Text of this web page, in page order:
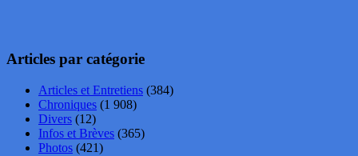
Articles par catégorie
Articles et Entretiens (384)
Chroniques (1 908)
Divers (12)
Infos et Brèves (365)
Photos (421)